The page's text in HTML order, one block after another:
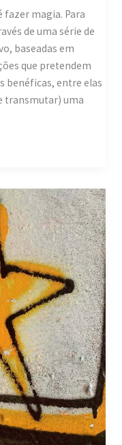
fazer magia. Para
de uma série de
baseadas em
que pretendem
benéficas, entre elas
transmutar) uma